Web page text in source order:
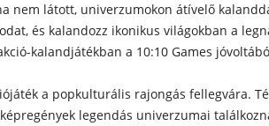
nem látott, univerzumokon átívelő
és kalandozz ikonikus világokban a
kalandjátékban a 10:10 Games
a popkulturális rajongás fellegvára.
legendás univerzumai